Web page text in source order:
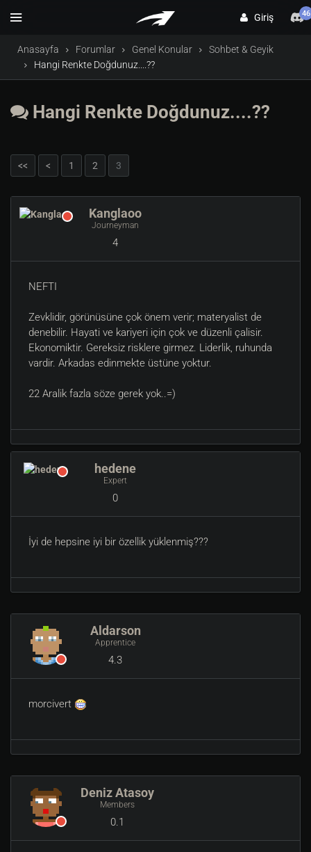
Giriş 46
Anasayfa Forumlar Genel Konular
Sohbet & Geyik
Hangi Renkte Doğdunuz....??
Hangi Renkte Doğdunuz....??
<< < 1 2 3
Kanglaoo
Journeyman
4
NEFTI
Zevklidir, görünüsüne çok önem verir; materyalist de
denebilir. Hayati ve kariyeri için çok ve düzenli çalisir.
Ekonomiktir. Gereksiz risklere girmez. Liderlik, ruhunda
vardir. Arkadas edinmekte üstüne yoktur.
22 Aralik fazla söze gerek yok..=)
hedene
Expert
0
İyi de hepsine iyi bir özellik yüklenmiş???
Aldarson
Apprentice
4.3
morcivert
Deniz Atasoy
Members
0.1